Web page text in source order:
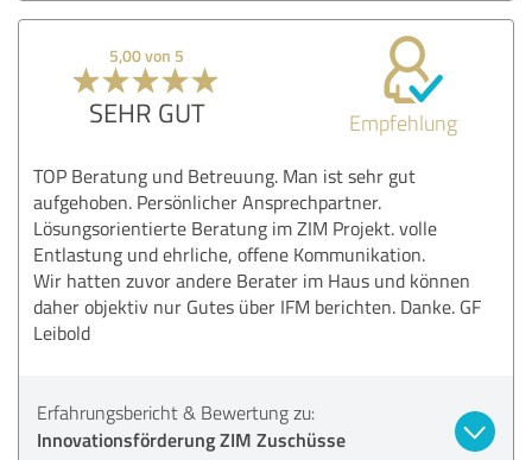
5,00 von 5
SEHR GUT Empfehlung
TOP Beratung und Betreuung. Man ist sehr gut
aufgehoben. Persönlicher Ansprechpartner.
Lösungsorientierte Beratung im ZIM Projekt. volle
Entlastung und ehrliche, offene Kommunikation.
Wir hatten zuvor andere Berater im Haus und können
daher objektiv nur Gutes über IFM berichten. Danke. GF
Leibold
Erfahrungsbericht & Bewertung zu:
Innovationsförderung ZIM Zuschüsse